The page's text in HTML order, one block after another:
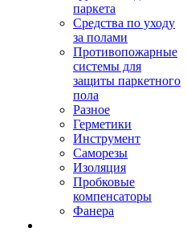
паркета
Средства по уходу
за полами
Противопожарные
системы для
защиты паркетного
пола
Разное
Герметики
Инструмент
Саморезы
Изоляция
Пробковые
компенсаторы
Фанера